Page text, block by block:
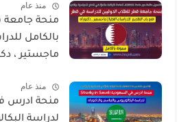
منذ عام
بالكامل
ماجستير ،
منذ عام
لدراسة